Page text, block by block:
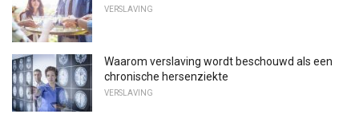
VERSLAVING
Waarom verslaving wordt beschouwd als een
chronische hersenziekte
VERSLAVING